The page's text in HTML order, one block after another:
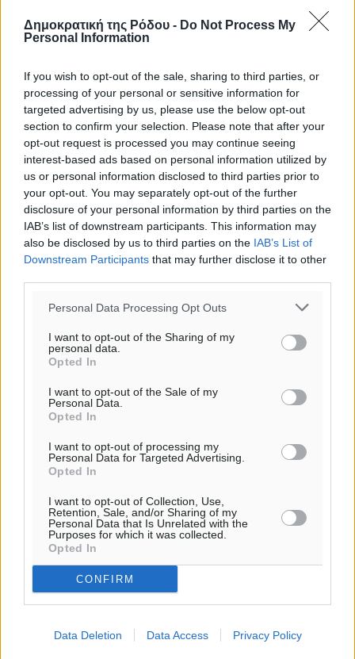
Δημοκρατική της Ρόδου - Do Not Process My
Personal Information
If you wish to opt-out of the sale, sharing to third parties, or
processing of your personal or sensitive information for
targeted advertising by us, please use the below opt-out
section to confirm your selection. Please note that after your
opt-out request is processed you may continue seeing
interest-based ads based on personal information utilized by
us or personal information disclosed to third parties prior to
your opt-out. You may separately opt-out of the further
disclosure of your personal information by third parties on the
IAB’s list of downstream participants. This information may
also be disclosed by us to third parties on the IAB’s List of
Downstream Participants that may further disclose it to other
Personal Data Processing Opt Outs
I want to opt-out of the Sharing of my
personal data.
Opted In
I want to opt-out of the Sale of my
Personal Data.
Opted In
I want to opt-out of processing my
Personal Data for Targeted Advertising.
Opted In
I want to opt-out of Collection, Use,
Retention, Sale, and/or Sharing of my
Personal Data that Is Unrelated with the
Purposes for which it was collected.
Opted In
CONFIRM
Data Deletion Data Access Privacy Policy